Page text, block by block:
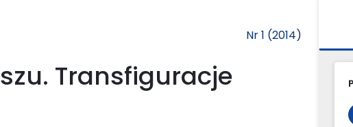
Nr 1 (2014)
Transfiguracje